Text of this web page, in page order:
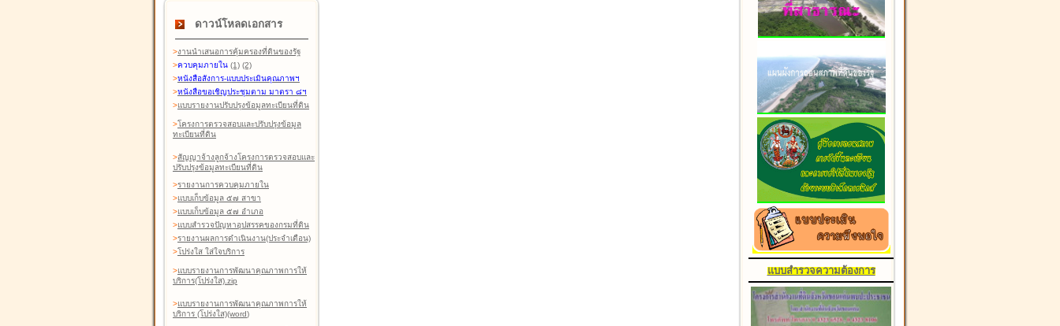
ดาวน์โหลดเอกสาร
>งานนำเสนอการคุ้มครองที่ดินของรัฐ
>ควบคุมภายใน (1) (2)
>หนังสือสังการ-แบบประเมินคุณภาพฯ
>หนังสือขอเชิญประชุมตาม มาตรา ๘ฯ
>แบบรายงานปรับปรุงข้อมูลทะเบียนที่ดิน
>โครงการตรวจสอบและปรับปรุงข้อมูล
ทะเบียนที่ดิน
>สัญญาจ้างลูกจ้างโครงการตรวจสอบและ
ปรับปรุงข้อมูลทะเบียนที่ดิน
>รายงานการควบคุมภายใน
>แบบเก็บข้อมูล ๕๗ สาขา
>แบบเก็บข้อมูล ๕๗ อำเภอ
>แบบสำรวจปัญหาอุปสรรคของกรมที่ดิน
>รายงานผลการดำเนินงาน(ประจำเดือน)
>โปร่งใส ใส่ใจบริการ
>แบบรายงานการพัฒนาคุณภาพการให้
บริการ(โปร่งใส).zip
>แบบรายงานการพัฒนาคุณภาพการให้
บริการ (โปร่งใส)(word)
แบบสำรวจความต้องการ